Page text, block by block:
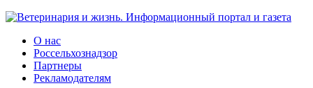
О нас
Россельхознадзор
Партнеры
Рекламодателям